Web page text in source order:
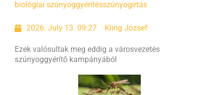
biológiai szúnyoggyérítésszúnyogirtás
2026. July 13. 09:27 Kling József
Ezek valósultak meg eddig a városvezetés
szúnyoggyérítő kampányából